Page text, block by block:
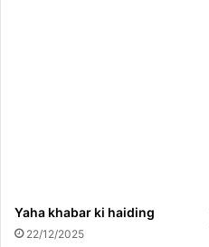
Yaha khabar ki haiding
22/12/2025